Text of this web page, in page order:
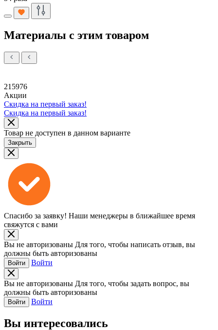
Материалы с этим товаром
215976
Акции
Скидка на первый заказ!
Скидка на первый заказ!
Товар не доступен в данном варианте
Закрыть
Спасибо за заявку! Наши менеджеры в ближайшее время
свяжутся с вами
Вы не авторизованы Для того, чтобы написать отзыв, вы
должны быть авторизованы
Войти Войти
Вы не авторизованы Для того, чтобы задать вопрос, вы
должны быть авторизованы
Войти Войти
Вы интересовались